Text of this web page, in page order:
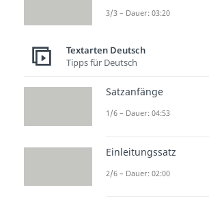
Wie wäre es mit
“Herzlichen
ein weiteres
aus.
Wirst es
machen,
nun lass uns
3/3 – Dauer: 03:20
Textarten Deutsch
Tipps für Deutsch
Satzanfänge
1/6 – Dauer: 04:53
Einleitungssatz
2/6 – Dauer: 02:00